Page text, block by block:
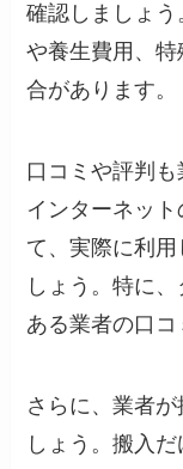
確認しましょ
や養生費用、
合があります。
口コミや評判も
インターネッ
て、実際に利
しょう。特に
ある業者の口コ
さらに、業者
しょう。搬入